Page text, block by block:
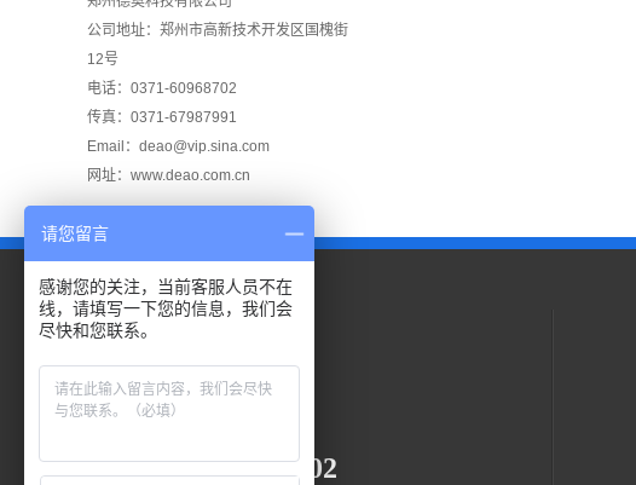
公司地址：郑州市高新技术开发区国槐街
12号
电话：0371-60968702
传真：0371-67987991
Email：deao@vip.sina.com
网址：www.deao.com.cn
0371-60968702
请您留言
感谢您的关注，当前客服人员不在
线，请填写一下您的信息，我们会
尽快和您联系。